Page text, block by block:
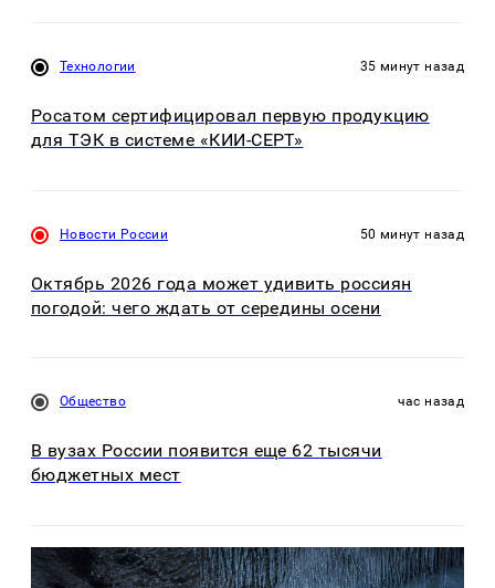
Технологии 35 минут назад
Росатом сертифицировал первую продукцию
для ТЭК в системе «КИИ-СЕРТ»
Новости России 50 минут назад
Октябрь 2026 года может удивить россиян
погодой: чего ждать от середины осени
Общество час назад
В вузах России появится еще 62 тысячи
бюджетных мест